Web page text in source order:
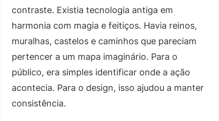
contraste. Existia tecnologia antiga em
harmonia com magia e feitiços. Havia reinos,
muralhas, castelos e caminhos que pareciam
pertencer a um mapa imaginário. Para o
público, era simples identificar onde a ação
acontecia. Para o design, isso ajudou a manter
consistência.